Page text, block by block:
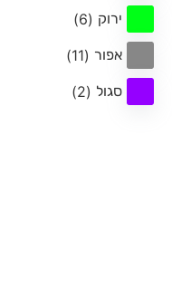
ירוק (
6
)
אפור (
11
)
סגול (
2
)